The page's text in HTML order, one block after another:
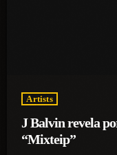
Artists
J Balvin revela
“Mixteip”